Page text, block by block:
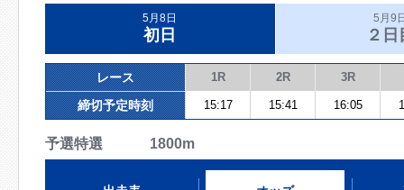
5月8日
初日
5月9
２日
レース 1R 2R 3R
締切予定時刻 15:17 15:41 16:05
予選特選 1800m